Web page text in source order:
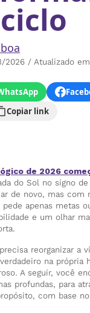
2026 / Atualizado
Copiar link
de 2026
do Sol no signo
de novo, mas com
apenas metas
e um olhar
reorganizar a
na própria
A seguir, você
profundas, para
com base